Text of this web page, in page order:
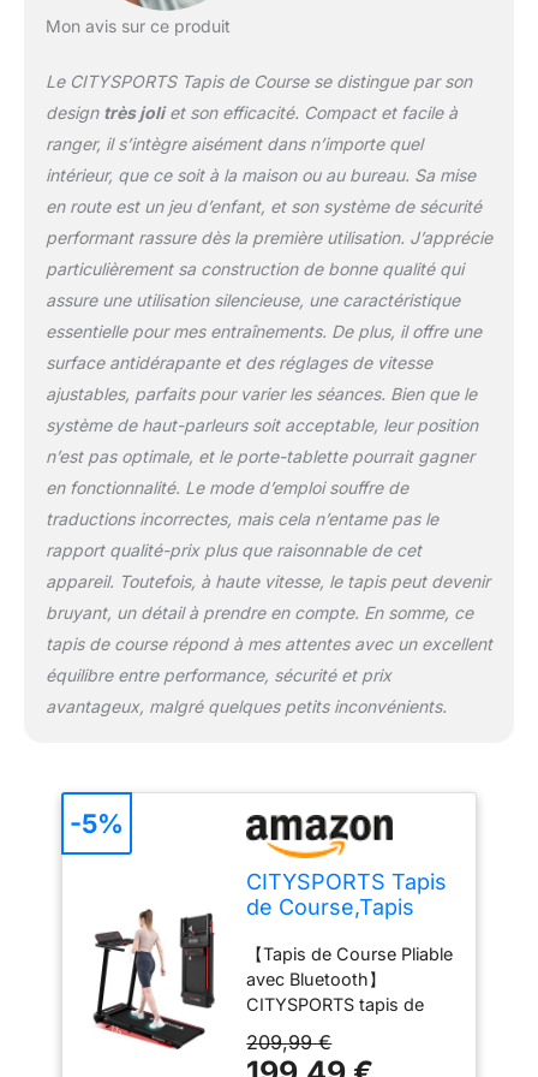
d'entraînement. Grâce à
l'affichage LED du tapis
de course et à
l'application mobile, vous
pouvez lire visuellement
votre temps
d'entraînement, votre
vitesse, votre distance et
l'entraînement. Le tapis
de marche sous la table
dispose d'un bouton de
raccourci 3-6-9KM qui
commencer votre
entraînement
immédiatement.
【Silencieux &
amortissant et
antidérapant】. Le tapis
de course portable est
équipé d'un moteur
extrêmement silencieux
et d'un excellent
système d'absorption
des chocs,Le tapis de
mm), la texture
antidérapante
multicouche et le
les sons peuvent non
seulement améliorer la
sécurité du tapis de
course, mais aussi
réduire le bruit. 【Pas
d'installation & Facile à
déplacer】 Le tapis de
course pliable ne
Mon avis sur ce produit
Le CITYSPORTS Tapis de Course se distingue par son
design très joliet son efficacité. Compact et facile à
ranger, il s’intègre aisément dans n’importe quel
intérieur, que ce soit à la maison ou au bureau. Sa mise
en route est un jeu d’enfant, et son système de sécurité
performant rassure dès la première utilisation. J’apprécie
particulièrement sa construction de bonne qualité qui
assure une utilisation silencieuse, une caractéristique
essentielle pour mes entraînements. De plus, il offre une
surface antidérapante et des réglages de vitesse
ajustables, parfaits pour varier les séances. Bien que le
système de haut-parleurs soit acceptable, leur position
n’est pas optimale, et le porte-tablette pourrait gagner
en fonctionnalité. Le mode d’emploi souffre de
traductions incorrectes, mais cela n’entame pas le
rapport qualité-prix plus que raisonnable de cet
appareil. Toutefois, à haute vitesse, le tapis peut devenir
bruyant, un détail à prendre en compte. En somme, ce
tapis de course répond à mes attentes avec un excellent
équilibre entre performance, sécurité et prix
avantageux, malgré quelques petits inconvénients.
CITYSPORTS Tapis
de Course,Tapis
km/h,avec
Affichage LED,APP
et 360° Tablet
Holder,Walking Pad
Compact pour la
【Tapis de Course Pliable
avec Bluetooth】
CITYSPORTS tapis de
professionnelle de tapis
209,99 €
-5%